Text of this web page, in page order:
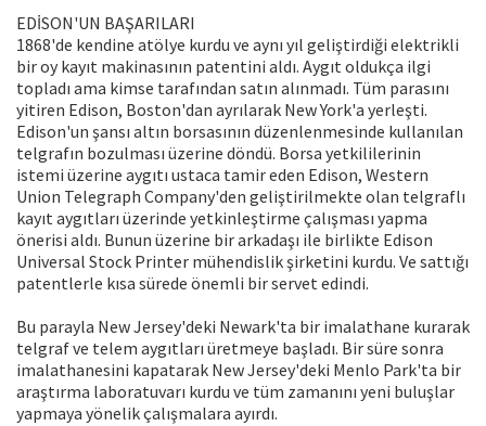
EDİSON'UN BAŞARILARI
1868'de kendine atölye kurdu ve aynı yıl geliştirdiği elektrikli
bir oy kayıt makinasının patentini aldı. Aygıt oldukça ilgi
topladı ama kimse tarafından satın alınmadı. Tüm parasını
yitiren Edison, Boston'dan ayrılarak New York'a yerleşti.
Edison'un şansı altın borsasının düzenlenmesinde kullanılan
telgrafın bozulması üzerine döndü. Borsa yetkililerinin
istemi üzerine aygıtı ustaca tamir eden Edison, Western
Union Telegraph Company'den geliştirilmekte olan telgraflı
kayıt aygıtları üzerinde yetkinleştirme çalışması yapma
önerisi aldı. Bunun üzerine bir arkadaşı ile birlikte Edison
Universal Stock Printer mühendislik şirketini kurdu. Ve sattığı
patentlerle kısa sürede önemli bir servet edindi.
Bu parayla New Jersey'deki Newark'ta bir imalathane kurarak
telgraf ve telem aygıtları üretmeye başladı. Bir süre sonra
imalathanesini kapatarak New Jersey'deki Menlo Park'ta bir
araştırma laboratuvarı kurdu ve tüm zamanını yeni buluşlar
yapmaya yönelik çalışmalara ayırdı.